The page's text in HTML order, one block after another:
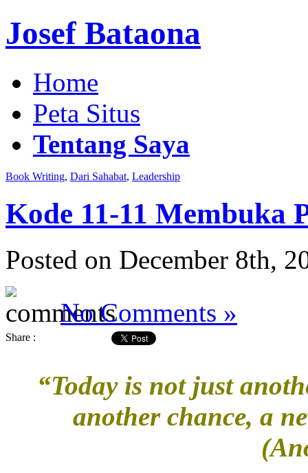
Josef Bataona
Home
Peta Situs
Tentang Saya
Book Writing, Dari Sahabat, Leadership
Kode 11-11 Membuka
Posted on December 8th,
No Comments »
Share :
“Today is not just
another chance, a